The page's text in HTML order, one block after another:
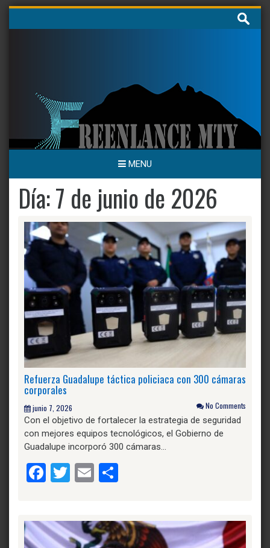
Skip
Buscar:
MENU
Día:7 de junio de 2026
Refuerza Guadalupe táctica policiaca con 300 cámaras
corporales
junio 7, 2026 No Comments
Con el objetivo de fortalecer la estrategia de seguridad
con mejores equipos tecnológicos, el Gobierno de
Guadalupe incorporó 300 cámaras…
Facebook
Twitter
Email